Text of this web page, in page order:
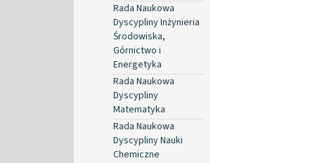
Rada Naukowa
Dyscypliny Inżynieria
Środowiska,
Górnictwo i
Energetyka
Rada Naukowa
Dyscypliny
Matematyka
Rada Naukowa
Dyscypliny Nauki
Chemiczne